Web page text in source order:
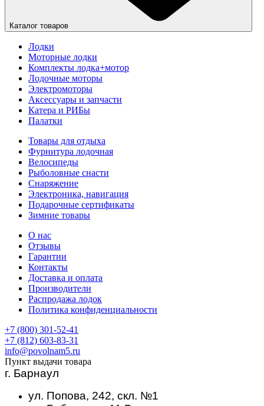
Каталог товаров
Лодки
Моторные лодки
Комплекты лодка+мотор
Лодочные моторы
Электромоторы
Аксессуары и запчасти
Катера и РИБы
Палатки
Товары для отдыха
Фурнитура лодочная
Велосипеды
Рыболовные снасти
Снаряжение
Электроника, навигация
Подарочные сертификаты
Зимние товары
О нас
Отзывы
Гарантии
Контакты
Доставка и оплата
Производители
Распродажа лодок
Политика конфиденциальности
+7 (800) 301-52-41
+7 (812) 603-83-31
info@povolnam5.ru
Пункт выдачи товара
г. Барнаул
ул. Попова, 242, скл. №1